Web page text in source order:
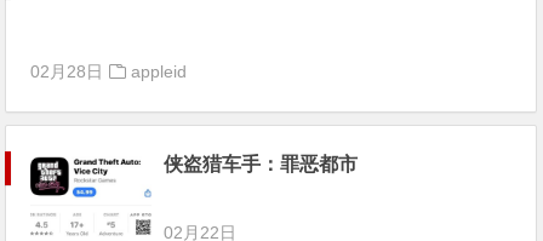
02月28日 appleid
侠盗猎车手：罪恶都市
02月22日